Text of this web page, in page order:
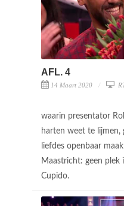
AFL. 4
14 Maart 2020
waarin presentator
harten weet te lijmen,
liefdes openbaar
Maastricht: geen plek
Cupido.